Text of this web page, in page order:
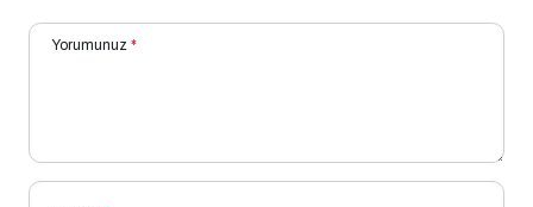
Yorumunuz *